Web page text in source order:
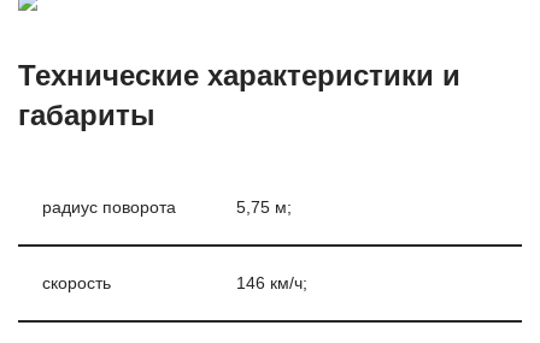
Технические характеристики и
габариты
радиус поворота 5,75 м;
скорость 146 км/ч;